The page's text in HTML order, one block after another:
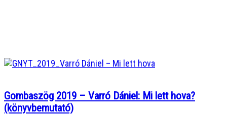
Gombaszög 2019 – Varró Dániel: Mi lett hova?
(könyvbemutató)